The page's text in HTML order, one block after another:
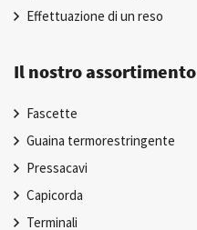
Effettuazione di un reso
Il nostro assortimento
Fascette
Guaina termorestringente
Pressacavi
Capicorda
Terminali